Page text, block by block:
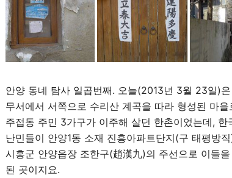
안양 동네 탐사 일곱번째. 오늘(2013년 3월 23일)
무서에서 서쪽으로 수리산 계곡을 따라 형성된 마
주접동 주민 3가구가 이주해 살던 한촌이었는데,
난민들이 안양1동 소재 진흥아파트단지(구 태평방
시흥군 안양읍장 조한구(趙漢九)의 주선으로 이들
된 곳이지요.